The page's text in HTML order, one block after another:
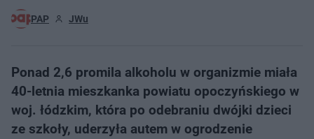
PAP JWu
Ponad 2,6 promila alkoholu w organizmie miała
40-letnia mieszkanka powiatu opoczyńskiego w
woj. łódzkim, która po odebraniu dwójki dzieci
ze szkoły, uderzyła autem w ogrodzenie